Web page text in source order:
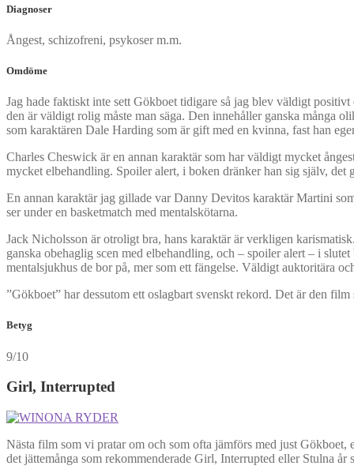
Diagnoser
Ångest, schizofreni, psykoser m.m.
Omdöme
Jag hade faktiskt inte sett Gökboet tidigare så jag blev väldigt
den är väldigt rolig måste man säga. Den innehåller ganska många
som karaktären Dale Harding som är gift med en kvinna, fast han
Charles Cheswick är en annan karaktär som har väldigt mycket
mycket elbehandling. Spoiler alert, i boken dränker han sig själv,
En annan karaktär jag gillade var Danny Devitos karaktär Martini
ser under en basketmatch med mentalskötarna.
Jack Nicholsson är otroligt bra, hans karaktär är verkligen
ganska obehaglig scen med elbehandling, och – spoiler alert – i
mentalsjukhus de bor på, mer som ett fängelse. Väldigt auktoritära
”Gökboet” har dessutom ett oslagbart svenskt rekord. Det är den
Betyg
9/10
Girl, Interrupted
Nästa film som vi pratar om och som ofta jämförs med just
det jättemånga som rekommenderade Girl, Interrupted eller Stulna år